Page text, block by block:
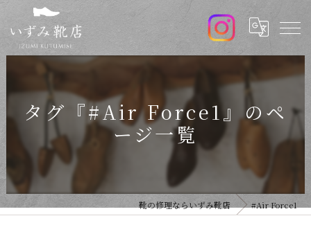
タグ『#Air Force1』のペ
ージ一覧
靴の修理ならいずみ靴店 #Air Force1